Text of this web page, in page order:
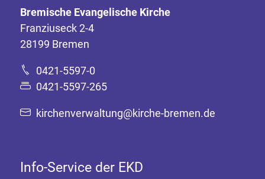
Bremische Evangelische Kirche
Franziuseck 2-4
28199 Bremen
0421-5597-0
0421-5597-265
kirchenverwaltung@kirche-bremen.de
Info-Service der EKD